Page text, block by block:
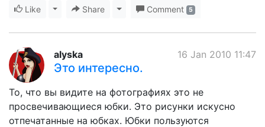
Like Toggle Dropdown
Share Toggle Dropdown
Comment 5
16 Jan 2010 11:47
alyska
Это интересно.
То, что вы видите на фотографиях это не
просвечивающиеся юбки. Это рисунки искусно
отпечатанные на юбках. Юбки пользуются